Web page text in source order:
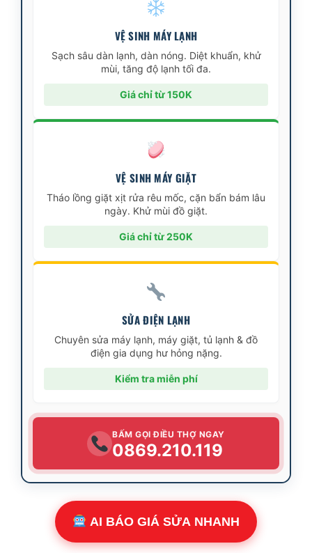
VỆ SINH MÁY LẠNH
Sạch sâu dàn lạnh, dàn nóng. Diệt khuẩn, khử
mùi, tăng độ lạnh tối đa.
Giá chỉ từ 150K
VỆ SINH MÁY GIẶT
Tháo lồng giặt xịt rửa rêu mốc, cặn bẩn bám lâu
ngày. Khử mùi đồ giặt.
Giá chỉ từ 250K
SỬA ĐIỆN LẠNH
Chuyên sửa máy lạnh, máy giặt, tủ lạnh & đồ
điện gia dụng hư hỏng nặng.
Kiểm tra miễn phí
BẤM GỌI ĐIỀU THỢ NGAY
0869.210.119
AI BÁO GIÁ SỬA NHANH